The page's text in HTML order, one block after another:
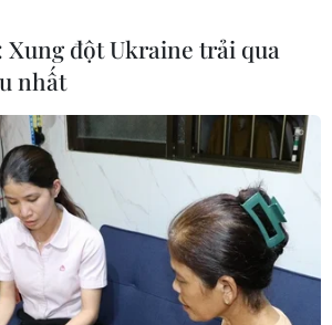
vượt quá năng lực.
Xung đột Ukraine trải qua
nhất